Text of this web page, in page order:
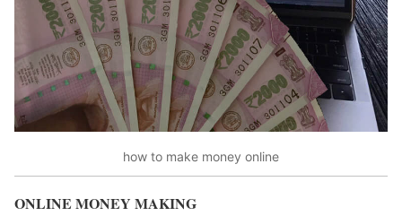
how to make money online
ONLINE MONEY MAKING